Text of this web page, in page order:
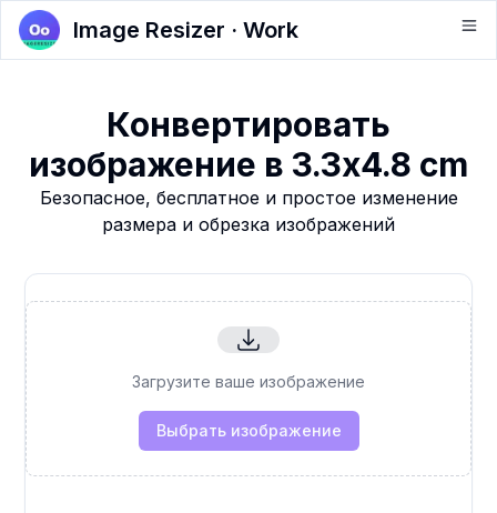
Image Resizer · Work
Конвертировать
изображение в 3.3x4.8 cm
Безопасное, бесплатное и простое изменение
размера и обрезка изображений
Загрузите ваше изображение
Выбрать изображение